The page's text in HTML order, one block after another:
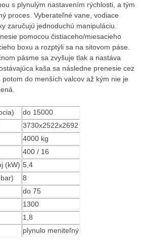
s plynulým nastavením rýchlosti, a tým
proces. Vyberateľné vane, vodiace
zaručujú jednoduchú manipuláciu.
pomocou čistiaceho/miesacieho
boxu a rozptýli sa na sitovom páse.
pásme sa zvyšuje tlak a nastáva
kaša sa následne prenesie cez
do menších valcov až kým nie je
do 15000
3730x2522x2692
4000 kg
400 / 16
(kW) 5,4
8
do 75
1300
1,8
plynulo meniteľný